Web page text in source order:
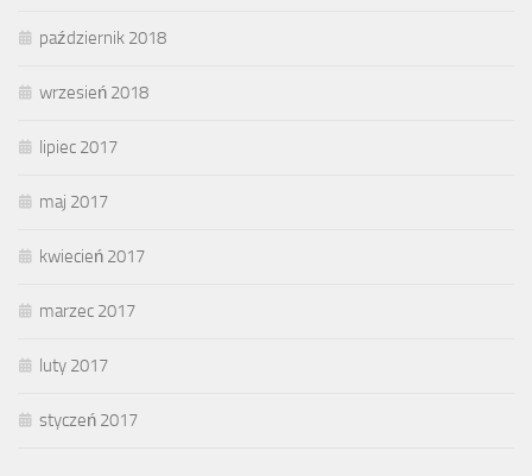
październik 2018
wrzesień 2018
lipiec 2017
maj 2017
kwiecień 2017
marzec 2017
luty 2017
styczeń 2017